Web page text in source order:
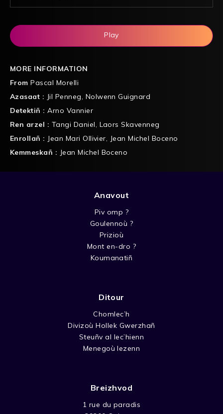
Play
MORE INFORMATION
From Pascal Morelli
Azasaat : Jil Penneg, Nolwenn Guignard
Detektiñ :Arno Vannier
Ren arzel : Tangi Daniel, Laors Skavenneg
Enrollañ : Jean Mari Ollivier, Jean Michel Boceno
Kemmeskañ : Jean Michel Boceno
Anavout
Piv omp ?
Goulennoù ?
Prizioù
Mont en-dro ?
Koumanatiñ
Ditour
Chomlec’h
Divizoù Hollek Gwerzhañ
Steuñv al lec’hienn
Menegoù lezenn
Breizhvod
1 rue du paradis